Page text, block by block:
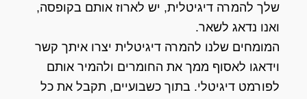
שלך להמרה דיגיטלית, יש לארוז אותם בקופסה,
ואנו נדאג לשאר.
המומחים שלנו להמרה דיגיטלית יצרו איתך קשר
וידאגו לאסוף ממך את החומרים ולהמיר אותם
לפורמט דיגיטלי. בתוך כשבועיים, תקבל את כל